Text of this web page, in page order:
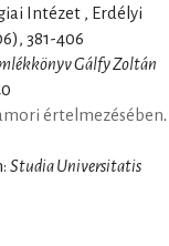
Intézet , Erdélyi
381-406
Gálfy Zoltán
értelmezésében.
Studia Universitatis